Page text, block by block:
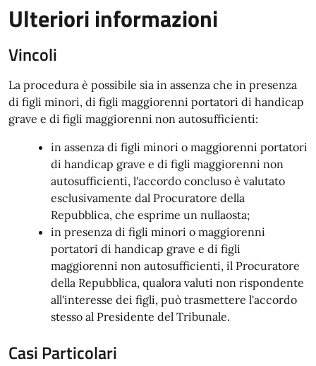
Ulteriori informazioni
Vincoli
La procedura è possibile sia in assenza che in presenza
di figli minori, di figli maggiorenni portatori di handicap
grave e di figli maggiorenni non autosufficienti:
in assenza di figli minori o maggiorenni portatori
di handicap grave e di figli maggiorenni non
autosufficienti, l'accordo concluso è valutato
esclusivamente dal Procuratore della
Repubblica, che esprime un nullaosta;
in presenza di figli minori o maggiorenni
portatori di handicap grave e di figli
maggiorenni non autosufficienti, il Procuratore
della Repubblica, qualora valuti non rispondente
all'interesse dei figli, può trasmettere l'accordo
stesso al Presidente del Tribunale.
Casi Particolari